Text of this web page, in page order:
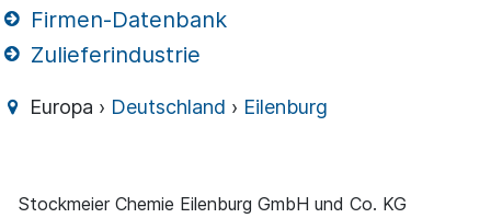
Firmen-Datenbank
Zulieferindustrie
Europa › Deutschland › Eilenburg
Stockmeier Chemie Eilenburg GmbH und Co. KG